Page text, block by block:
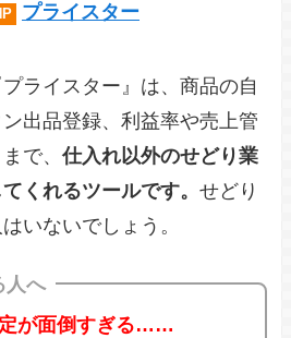
プライスター
ライスター』は、商品の自
出品登録、利益率や売上管
で、仕入れ以外のせどり業
くれるツールです。せどり
いないでしょう。
人へ
が面倒すぎる……